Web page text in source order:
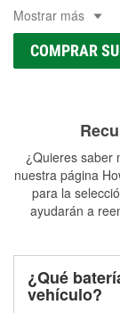
Mostrar más
COMPRAR
¿Quieres saber
nuestra página
para la
ayudarán a
¿Qué
vehículo?